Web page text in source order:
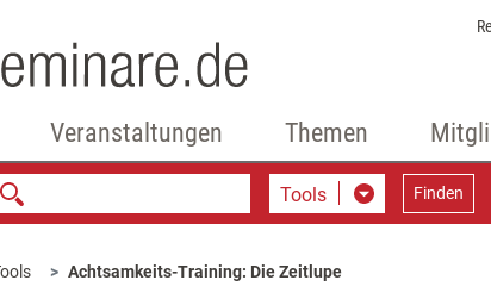
Veranstaltungen Themen
Tools Finden
Achtsamkeits-Training: Die Zeitlupe